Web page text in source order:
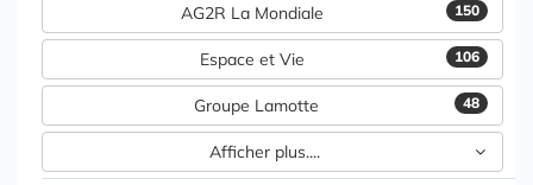
150
AG2R La Mondiale
106
Espace et Vie
48
Groupe Lamotte
Afficher plus....